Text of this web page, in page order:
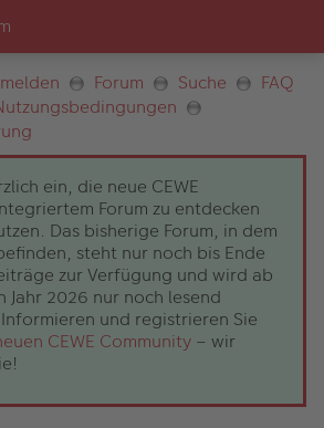
Forum Suche
FAQ
ein, die neue CEWE
Forum zu entdecken
Das bisherige Forum, in dem
steht nur noch bis Ende
zur Verfügung und wird ab
Jahr 2026 nur noch lesend
und registrieren Sie
CEWE Community – wir